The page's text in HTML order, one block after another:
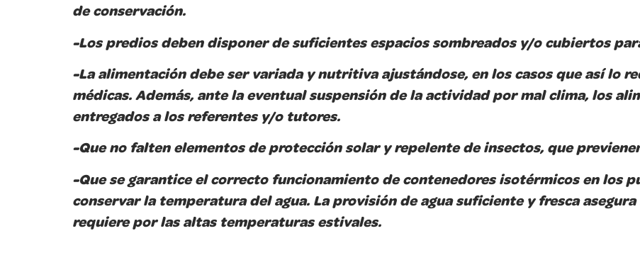
de conservación.
-Los predios deben disponer de suficientes espacios sombreados y/o cubiertos
-La alimentación debe ser variada y nutritiva ajustándose, en los casos que así lo
médicas. Además, ante la eventual suspensión de la actividad por mal clima, los
entregados a los referentes y/o tutores.
-Que no falten elementos de protección solar y repelente de insectos, que
-Que se garantice el correcto funcionamiento de contenedores isotérmicos en los
conservar la temperatura del agua. La provisión de agua suficiente y fresca
requiere por las altas temperaturas estivales.